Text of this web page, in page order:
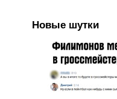
Новые шутки